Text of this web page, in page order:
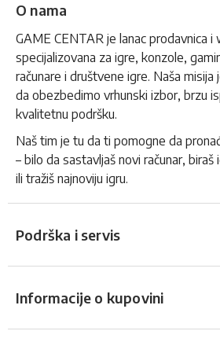
O nama
GAME CENTAR je lanac prodavnica
specijalizovana za igre, konzole,
računare i društvene igre. Naša misija
da obezbedimo vrhunski izbor, brzu
kvalitetnu podršku.
Naš tim je tu da ti pomogne da
– bilo da sastavljaš novi računar,
ili tražiš najnoviju igru.
Podrška i servis
Informacije o kupovini